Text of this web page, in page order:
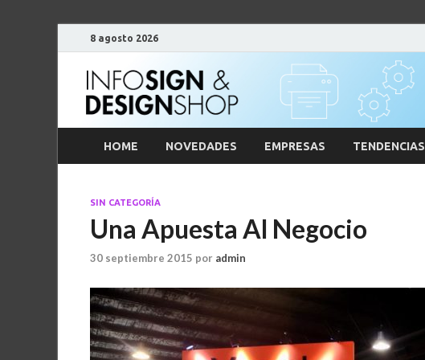
8 agosto 2026
HOME NOVEDADES EMPRESAS TENDENCIAS
SIN CATEGORÍA
Una Apuesta Al Negocio
30 septiembre 2015 por admin